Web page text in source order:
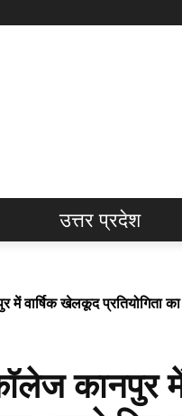
उत्तर प्रदेश
में वार्षिक खेलकूद प्रतियोगिता
कानपुर